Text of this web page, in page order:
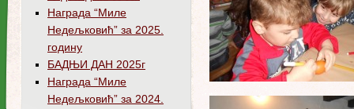
Награда “Миле
Недељковић” за 2025.
годину
БАДЊИ ДАН 2025г
Награда “Миле
Недељковић” за 2024.